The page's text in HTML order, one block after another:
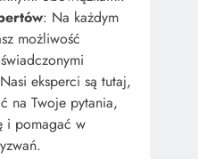
: Na każdym
możliwość
eksperci są tutaj,
na Twoje pytania,
i pomagać w